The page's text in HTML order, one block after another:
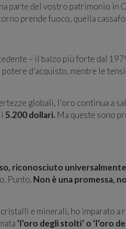
parte del vostro patrimonio in
prende fuoco, quella
– il balzo più forte dal
d'acquisto, mentre le
globali, l'oro continua a
5.200 dollari. Ma queste sono
riconosciuto
Punto.Non è una promessa,
e minerali, ho imparato a
‘l’oro degli stolti’ o ‘l’oro